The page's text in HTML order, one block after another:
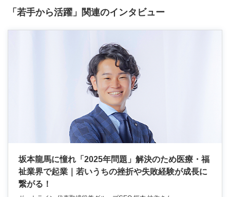
「若手から活躍」関連のインタビュー
坂本龍馬に憧れ「2025年問題」解決のため医療・福
祉業界で起業｜若いうちの挫折や失敗経験が成長に
繋がる！